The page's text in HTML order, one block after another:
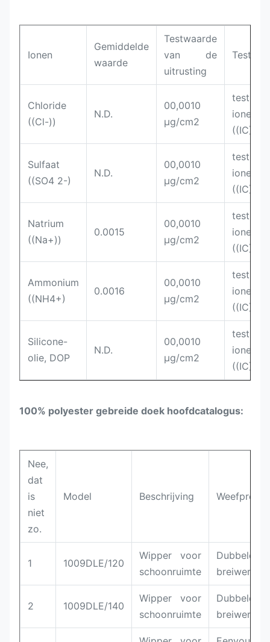
Ionen
Gemiddelde
waarde
Testwaarde
van de
uitrusting
Chloride
((Cl-))
N.D.
00,0010
μg/cm2
((IC)
Sulfaat
((SO4 2-)
N.D.
00,0010
μg/cm2
((IC)
Natrium
((Na+))
0.0015
00,0010
μg/cm2
((IC)
Ammonium
((NH4+)
0.0016
00,0010
μg/cm2
((IC)
Silicone-
olie, DOP
N.D.
00,0010
μg/cm2
((IC)
100% polyester gebreide doek hoofdcatalogus:
Nee,
dat
is
niet
zo.
Model Beschrijving Weefproces
1 1009DLE/120
Wipper voor
schoonruimte
Dubbele
breiwerk
2 1009DLE/140
Wipper voor
schoonruimte
Dubbele
breiwerk